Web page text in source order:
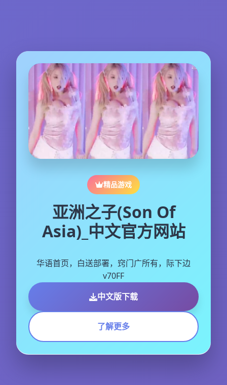
精品游戏
亚洲之子(Son Of
Asia)_中文官方网站
华语首页，白送部署，窍门广所有，际下边
v70FF
中文版下载
了解更多